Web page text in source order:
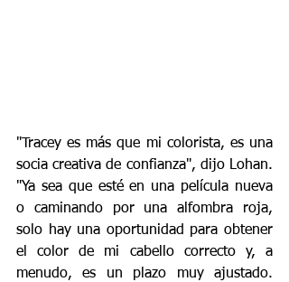
"Tracey es más que mi colorista, es una
socia creativa de confianza", dijo Lohan.
"Ya sea que esté en una película nueva
o caminando por una alfombra roja,
solo hay una oportunidad para obtener
el color de mi cabello correcto y, a
menudo, es un plazo muy ajustado.